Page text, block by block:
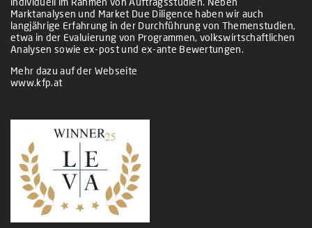
Marktanalysen und Market Due Diligence haben wir auch
langjährige Erfahrung in der Durchführung von Themenstudien,
etwa in der Evaluierung von Programmen, volkswirtschaftlichen
Analysen sowie ex-post und ex-ante Bewertungen.
Mehr dazu auf der Webseite
www.kfp.at